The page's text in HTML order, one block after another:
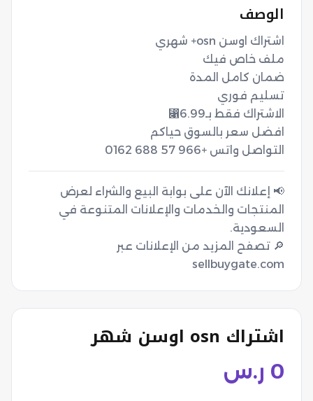
الوصف
التواصل واتس +966 57 688 0162
📢 إعلانك الآن على بوابة البيع والشراء لعرض
المنتجات والخدمات والإعلانات المتنوعة في
🔎 تصفح المزيد من الإعلانات عبر
sellbuygate.com
اشتراك osn اوسن شهر
0 ر.س